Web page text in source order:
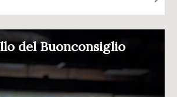
del Buonconsiglio